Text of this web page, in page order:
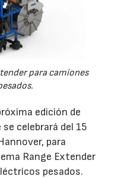
para camiones
edición de
se celebrará del 15
para
Range Extender
pesados.